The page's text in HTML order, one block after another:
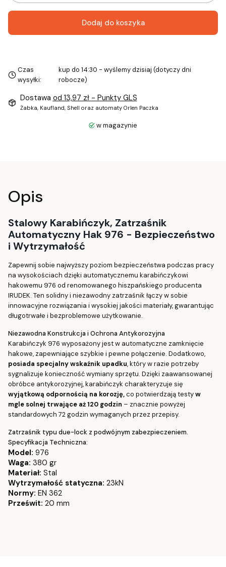
Dodaj do koszyka
Czas
wysyłki:
kup do 14:30 - wyślemy dzisiaj (dotyczy dni
robocze)
Dostawa od 13,97 zł - Punkty GLS
Żabka, Kaufland, Shell oraz automaty Orlen Paczka
w magazynie
Opis
Stalowy Karabińczyk, Zatrzaśnik
Automatyczny Hak 976 - Bezpieczeństwo
i Wytrzymałość
Zapewnij sobie najwyższy poziom bezpieczeństwa podczas pracy
na wysokościach dzięki automatycznemu karabińczykowi
hakowemu 976 od renomowanego hiszpańskiego producenta
IRUDEK. Ten solidny i niezawodny zatrzaśnik łączy w sobie
innowacyjne rozwiązania i wysokiej jakości materiały, gwarantując
długotrwałe i bezproblemowe użytkowanie.
Niezawodna Konstrukcja i Ochrona Antykorozyjna
Karabińczyk 976 wyposażony jest w automatyczne zamknięcie
hakowe, zapewniające szybkie i pewne połączenie. Dodatkowo,
posiada specjalny wskaźnik upadku, który w razie potrzeby
sygnalizuje konieczność wymiany sprzętu. Dzięki zaawansowanej
obróbce antykorozyjnej, karabińczyk charakteryzuje się
wyjątkową odpornością na korozję,co potwierdzają testyw
mgle solnej trwające aż 120 godzin – znacznie powyżej
standardowych 72 godzin wymaganych przez przepisy.
Zatrzaśnik typu due-lock z podwójnym zabezpieczeniem.
Specyfikacja Techniczna:
Model: 976
Waga: 380 gr
Materiał: Stal
Wytrzymałość statyczna: 23kN
Normy: EN 362
Prześwit: 20 mm